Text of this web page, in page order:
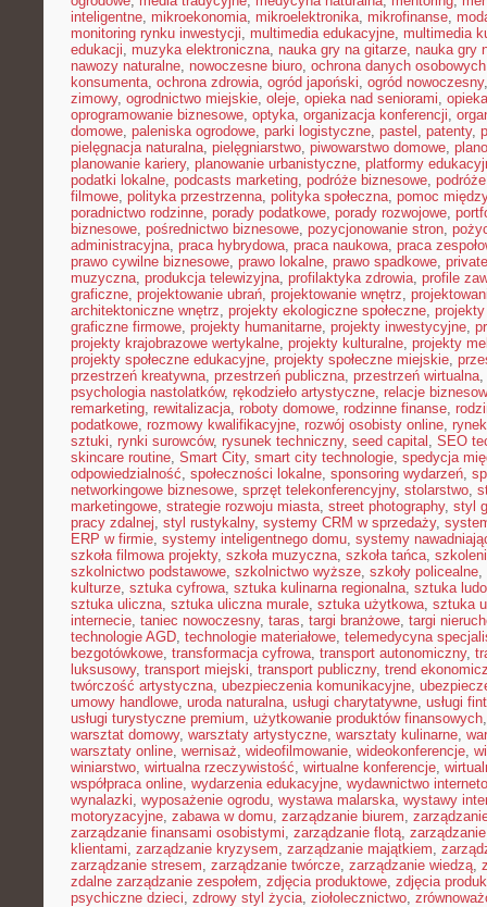
inteligentne, mikroekonomia, mikroelektronika, mikrofinanse,
monitoring rynku inwestycji, multimedia edukacyjne, multimedia
edukacji, muzyka elektroniczna, nauka gry na gitarze, nauka gry
nawozy naturalne, nowoczesne biuro, ochrona danych osobowych
konsumenta, ochrona zdrowia, ogród japoński, ogród nowoczesny
zimowy, ogrodnictwo miejskie, oleje, opieka nad seniorami,
oprogramowanie biznesowe, optyka, organizacja konferencji,
domowe, paleniska ogrodowe, parki logistyczne, pastel , patenty,
pielęgnacja naturalna, pielęgniarstwo, piwowarstwo domowe,
planowanie kariery, planowanie urbanistyczne, platformy
podatki lokalne, podcasts marketing, podróże biznesowe,
filmowe, polityka przestrzenna, polityka społeczna, pomoc
poradnictwo rodzinne, porady podatkowe, porady rozwojowe,
biznesowe, pośrednictwo biznesowe, pozycjonowanie stron,
administracyjna, praca hybrydowa, praca naukowa, praca
prawo cywilne biznesowe, prawo lokalne, prawo spadkowe,
muzyczna, produkcja telewizyjna, profilaktyka zdrowia, profile
graficzne, projektowanie ubrań, projektowanie wnętrz,
architektoniczne wnętrz, projekty ekologiczne społeczne,
graficzne firmowe, projekty humanitarne, projekty inwestycyjne,
projekty krajobrazowe wertykalne, projekty kulturalne, projekty
projekty społeczne edukacyjne, projekty społeczne miejskie,
przestrzeń kreatywna, przestrzeń publiczna, przestrzeń wirtualna,
psychologia nastolatków, rękodzieło artystyczne, relacje
remarketing, rewitalizacja, roboty domowe, rodzinne finanse,
podatkowe, rozmowy kwalifikacyjne, rozwój osobisty online,
sztuki, rynki surowców, rysunek techniczny, seed capital , SEO
skincare routine, Smart City, smart city technologie, spedycja
odpowiedzialność, społeczności lokalne, sponsoring wydarzeń,
networkingowe biznesowe, sprzęt telekonferencyjny, stolarstwo,
marketingowe, strategie rozwoju miasta, street photography, styl
pracy zdalnej, styl rustykalny, systemy CRM w sprzedaży,
ERP w firmie, systemy inteligentnego domu, systemy
szkoła filmowa projekty, szkoła muzyczna, szkoła tańca,
szkolnictwo podstawowe, szkolnictwo wyższe, szkoły policealne,
kulturze, sztuka cyfrowa, sztuka kulinarna regionalna, sztuka
sztuka uliczna, sztuka uliczna murale, sztuka użytkowa, sztuka
internecie, taniec nowoczesny, taras, targi branżowe, targi
technologie AGD, technologie materiałowe, telemedycyna
bezgotówkowe, transformacja cyfrowa, transport autonomiczny,
luksusowy, transport miejski, transport publiczny, trend
twórczość artystyczna, ubezpieczenia komunikacyjne,
umowy handlowe, uroda naturalna, usługi charytatywne, usługi
usługi turystyczne premium, użytkowanie produktów finansowych
warsztat domowy, warsztaty artystyczne, warsztaty kulinarne,
warsztaty online, wernisaż, wideofilmowanie, wideokonferencje,
winiarstwo, wirtualna rzeczywistość, wirtualne konferencje,
współpraca online, wydarzenia edukacyjne, wydawnictwo
wynalazki, wyposażenie ogrodu, wystawa malarska, wystawy
motoryzacyjne, zabawa w domu, zarządzanie biurem,
zarządzanie finansami osobistymi, zarządzanie flotą,
klientami, zarządzanie kryzysem, zarządzanie majątkiem,
zarządzanie stresem, zarządzanie twórcze, zarządzanie wiedzą,
zdalne zarządzanie zespołem, zdjęcia produktowe, zdjęcia
psychiczne dzieci, zdrowy styl życia, ziołolecznictwo,